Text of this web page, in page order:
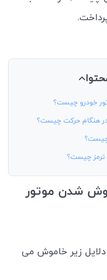
خودرو چیست؟
هنگام حرکت چیست؟
چیست؟
چیست؟
شدن موتور
دلایل زیر خاموش می